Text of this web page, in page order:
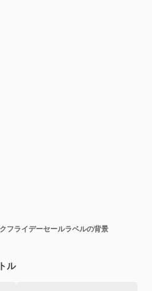
フライデーセールラベルの背景
ル